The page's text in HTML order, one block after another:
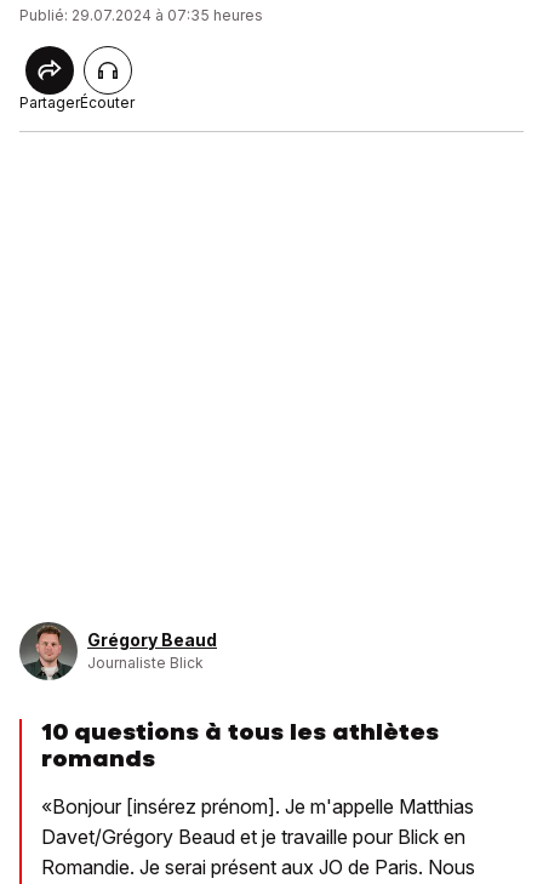
Publié: 29.07.2024 à 07:35 heures
PartagerÉcouter
Grégory Beaud
Journaliste Blick
10 questions à tous les athlètes
romands
«Bonjour [insérez prénom]. Je m'appelle Matthias
Davet/Grégory Beaud et je travaille pour Blick en
Romandie. Je serai présent aux JO de Paris. Nous